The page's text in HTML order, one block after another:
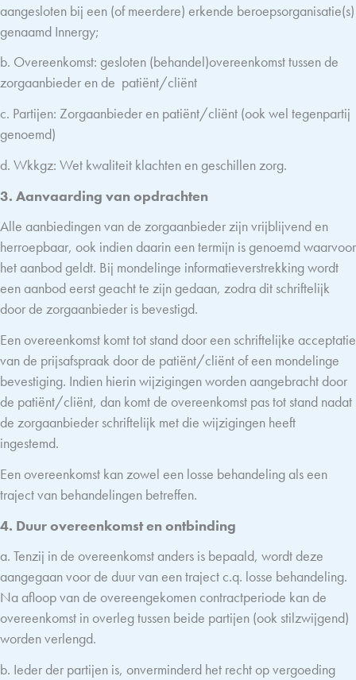
aangesloten bij een (of meerdere) erkende beroepsorganisatie(s)
genaamd Innergy;
b. Overeenkomst: gesloten (behandel)overeenkomst tussen de
zorgaanbieder en de patiënt/cliënt
c. Partijen: Zorgaanbieder en patiënt/cliënt (ook wel tegenpartij
genoemd)
d. Wkkgz: Wet kwaliteit klachten en geschillen zorg.
3. Aanvaarding van opdrachten
Alle aanbiedingen van de zorgaanbieder zijn vrijblijvend en
herroepbaar, ook indien daarin een termijn is genoemd waarvoor
het aanbod geldt. Bij mondelinge informatieverstrekking wordt
een aanbod eerst geacht te zijn gedaan, zodra dit schriftelijk
door de zorgaanbieder is bevestigd.
Een overeenkomst komt tot stand door een schriftelijke acceptatie
van de prijsafspraak door de patiënt/cliënt of een mondelinge
bevestiging. Indien hierin wijzigingen worden aangebracht door
de patiënt/cliënt, dan komt de overeenkomst pas tot stand nadat
de zorgaanbieder schriftelijk met die wijzigingen heeft
ingestemd.
Een overeenkomst kan zowel een losse behandeling als een
traject van behandelingen betreffen.
4. Duur overeenkomst en ontbinding
a. Tenzij in de overeenkomst anders is bepaald, wordt deze
aangegaan voor de duur van een traject c.q. losse behandeling.
Na afloop van de overeengekomen contractperiode kan de
overeenkomst in overleg tussen beide partijen (ook stilzwijgend)
worden verlengd.
b. Ieder der partijen is, onverminderd het recht op vergoeding